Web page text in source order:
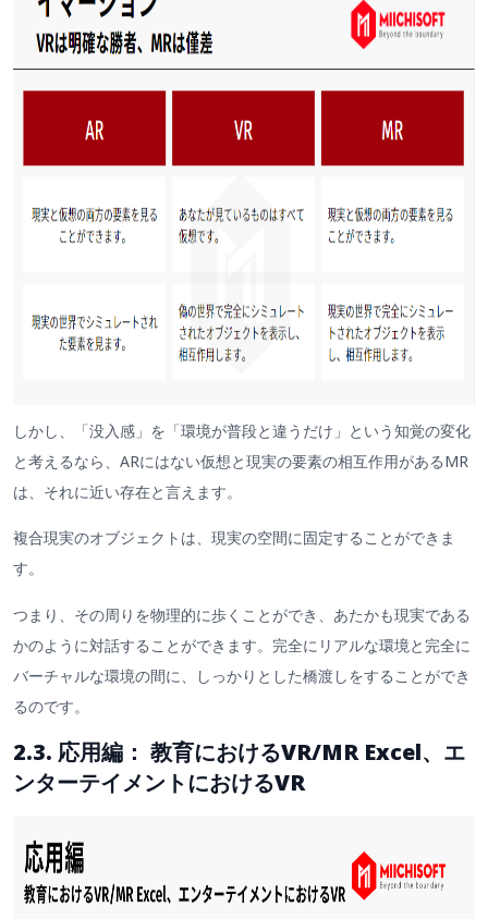
しかし、「没入感」を「環境が普段と違うだけ」という知覚の変化
と考えるなら、ARにはない仮想と現実の要素の相互作用があるMR
は、それに近い存在と言えます。
複合現実のオブジェクトは、現実の空間に固定することができま
す。
つまり、その周りを物理的に歩くことができ、あたかも現実である
かのように対話することができます。完全にリアルな環境と完全に
バーチャルな環境の間に、しっかりとした橋渡しをすることができ
るのです。
2.3. 応用編： 教育におけるVR/MR Excel、エ
ンターテイメントにおけるVR